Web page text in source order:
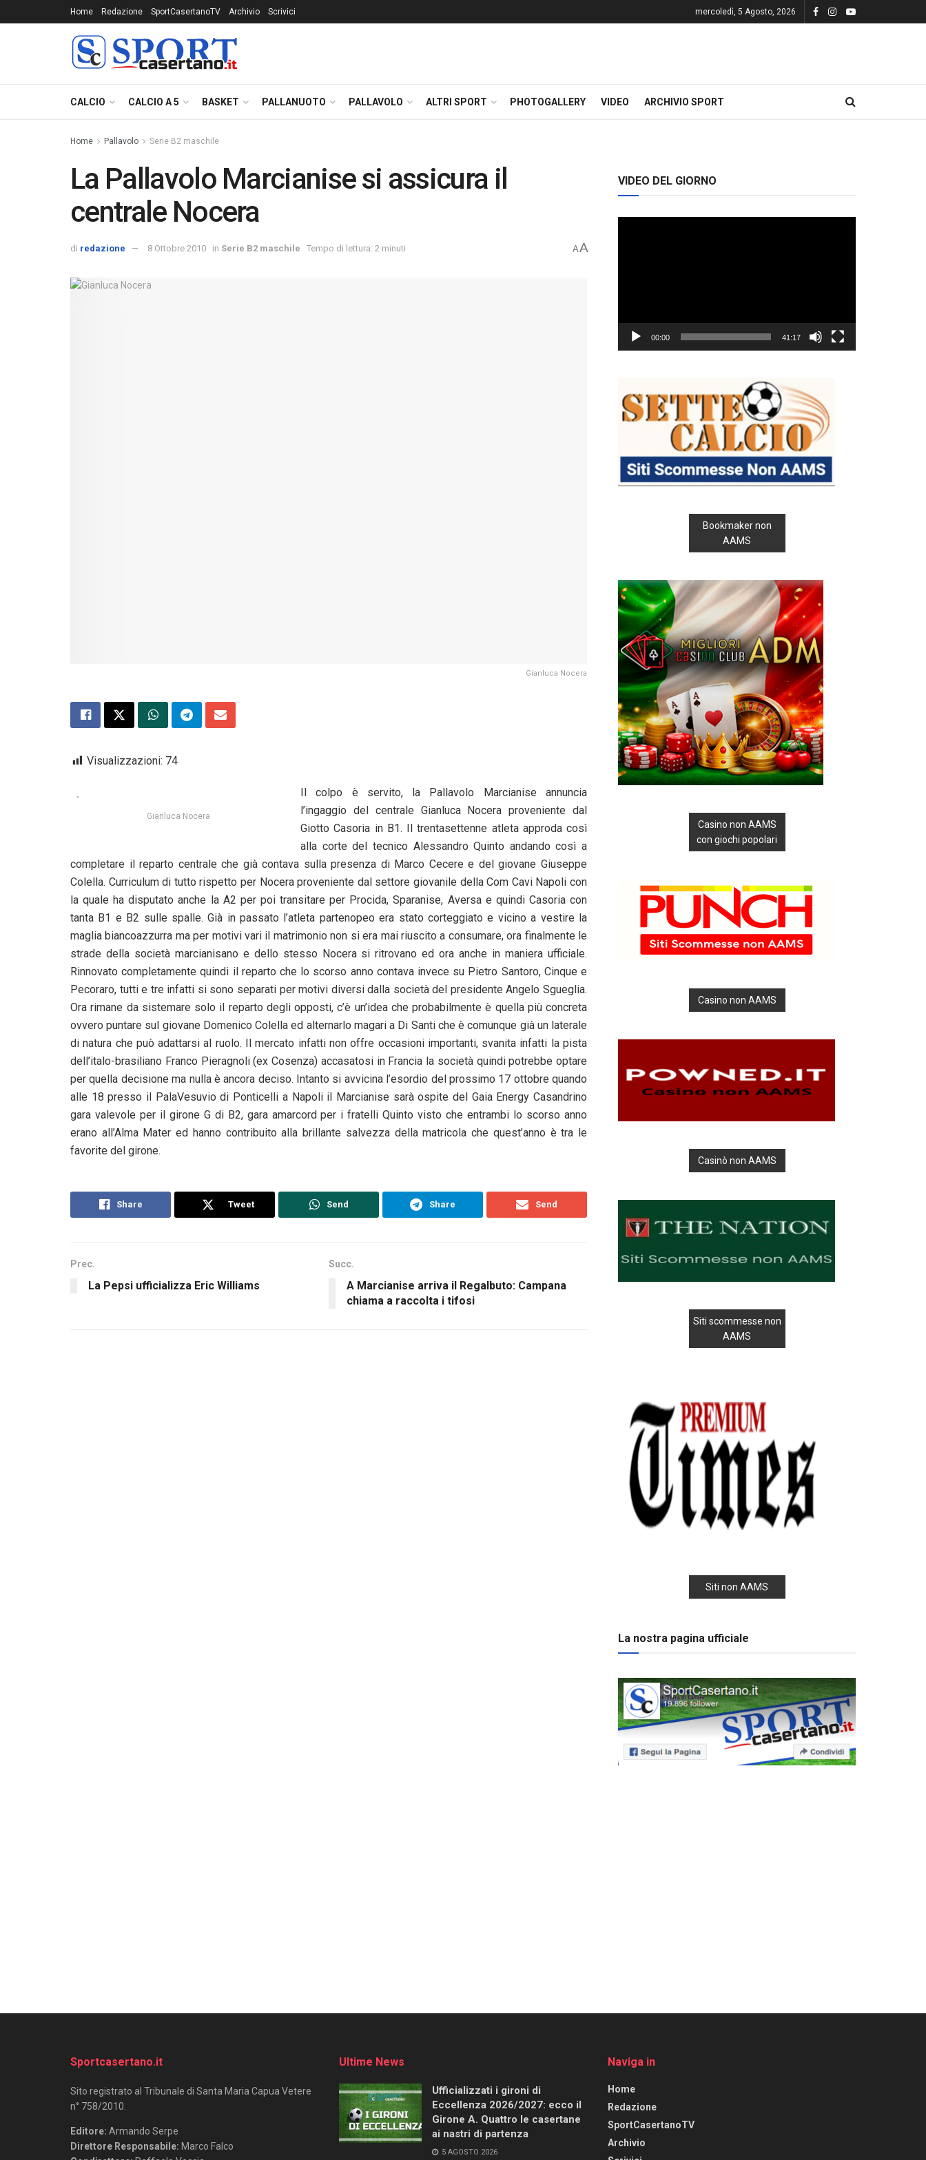
Home Redazione SportCasertanoTV Archivio Scrivici mercoledì, 5 Agosto, 2026
CALCIO CALCIO A 5 BASKET PALLANUOTO PALLAVOLO ALTRI SPORT PHOTOGALLERY VIDEO ARCHIVIO SPORT
Home Pallavolo Serie B2 maschile
La Pallavolo Marcianise si assicura il
centrale Nocera
di redazione 8 Ottobre 2010 in Serie B2 maschile Tempo di lettura: 2 minuti AA
Gianluca Nocera
Visualizzazioni: 74
Gianluca Nocera
Il colpo è servito, la Pallavolo Marcianise annuncia
l’ingaggio del centrale Gianluca Nocera proveniente dal
Giotto Casoria in B1. Il trentasettenne atleta approda così
alla corte del tecnico Alessandro Quinto andando così a
completare il reparto centrale che già contava sulla presenza di Marco Cecere e del giovane Giuseppe
Colella. Curriculum di tutto rispetto per Nocera proveniente dal settore giovanile della Com Cavi Napoli con
la quale ha disputato anche la A2 per poi transitare per Procida, Sparanise, Aversa e quindi Casoria con
tanta B1 e B2 sulle spalle. Già in passato l’atleta partenopeo era stato corteggiato e vicino a vestire la
maglia biancoazzurra ma per motivi vari il matrimonio non si era mai riuscito a consumare, ora finalmente le
strade della società marcianisano e dello stesso Nocera si ritrovano ed ora anche in maniera ufficiale.
Rinnovato completamente quindi il reparto che lo scorso anno contava invece su Pietro Santoro, Cinque e
Pecoraro, tutti e tre infatti si sono separati per motivi diversi dalla società del presidente Angelo Sgueglia.
Ora rimane da sistemare solo il reparto degli opposti, c’è un’idea che probabilmente è quella più concreta
ovvero puntare sul giovane Domenico Colella ed alternarlo magari a Di Santi che è comunque già un laterale
di natura che può adattarsi al ruolo. Il mercato infatti non offre occasioni importanti, svanita infatti la pista
dell’italo-brasiliano Franco Pieragnoli (ex Cosenza) accasatosi in Francia la società quindi potrebbe optare
per quella decisione ma nulla è ancora deciso. Intanto si avvicina l’esordio del prossimo 17 ottobre quando
alle 18 presso il PalaVesuvio di Ponticelli a Napoli il Marcianise sarà ospite del Gaia Energy Casandrino
gara valevole per il girone G di B2, gara amarcord per i fratelli Quinto visto che entrambi lo scorso anno
erano all’Alma Mater ed hanno contribuito alla brillante salvezza della matricola che quest’anno è tra le
favorite del girone.
Share Tweet Send Share Send
Prec.
La Pepsi ufficializza Eric Williams
Succ.
A Marcianise arriva il Regalbuto: Campana
chiama a raccolta i tifosi
VIDEO DEL GIORNO
00:00 41:17
Bookmaker non
AAMS
Casino non AAMS
con giochi popolari
Casino non AAMS
Casinò non AAMS
Siti scommesse non
AAMS
Siti non AAMS
La nostra pagina ufficiale
Sportcasertano.it
Sito registrato al Tribunale di Santa Maria Capua Vetere
n° 758/2010.
Editore: Armando Serpe
Direttore Responsabile: Marco Falco
Ultime News
Ufficializzati i gironi di
Eccellenza 2026/2027: ecco il
Girone A. Quattro le casertane
ai nastri di partenza
5 AGOSTO 2026
Naviga in
Home
Redazione
SportCasertanoTV
Archivio